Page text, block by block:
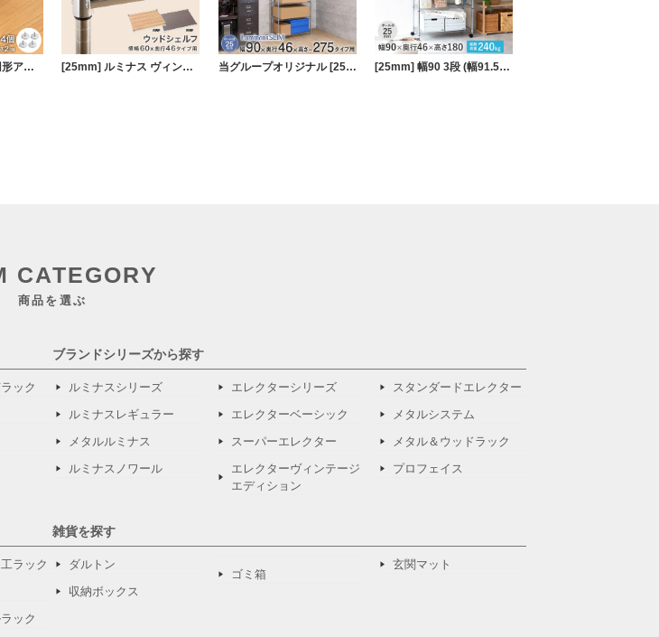
[25mm] ルミナス円形アジャスター4個セット (ラック1台分) [25mm] ルミナス ヴィンテージウッドシェルフ 幅60 奥行46 当グループオリジナル [25mm] 幅90 6段 ルミナススリム 突っ張りラック [25mm] 幅90 3段 (幅91.5×奥行46×高さ178.5cm) メタルルミナスラック ハンガーラック ワードローブ